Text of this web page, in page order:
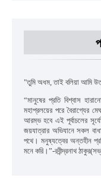
"তুমি অধম ,তাই বলিয়া আমি
“মানুষের প্রতি বিশ্বাস
মহাপ্রলয়ের পরে বৈরাগ্যের
আরম্ভ হবে এই পূর্বাচলের
জয়যাত্রার অভিযানে সকল
পথে। মনুষ্যত্বের অন্তহীন
মনে করি।”-রবীন্দ্রনাথ